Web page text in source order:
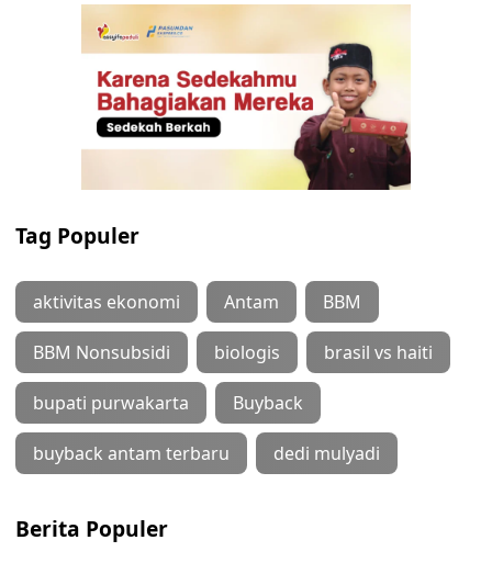
Tag Populer
aktivitas ekonomi Antam BBM
BBM Nonsubsidi biologis brasil vs haiti
bupati purwakarta Buyback
buyback antam terbaru dedi mulyadi
Berita Populer